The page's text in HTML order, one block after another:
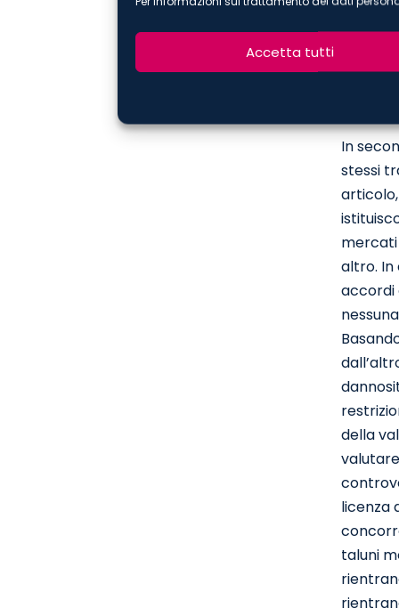
Accetta tutti
un
TFUE
In
stessi
mercati
altro. In
accordi
della
licenza
taluni